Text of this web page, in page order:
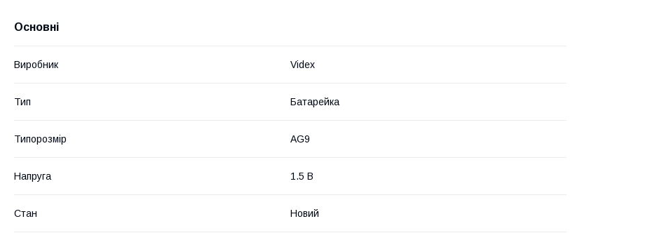
Основні
Виробник Videx
Тип Батарейка
Типорозмір AG9
Напруга 1.5 В
Стан Новий